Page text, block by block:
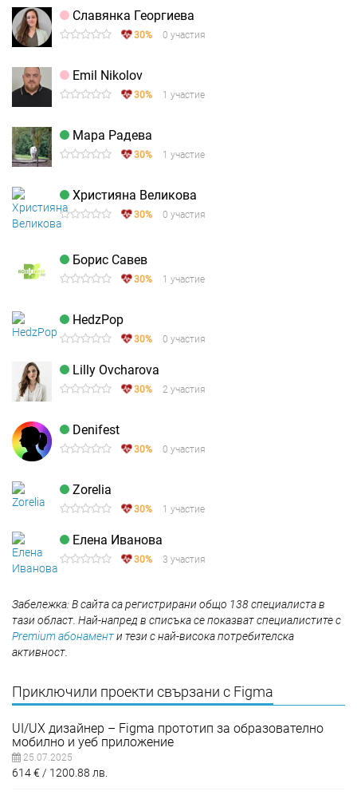
Славянка Георгиева
30% 0 участия
Emil Nikolov
30% 1 участие
Мара Радева
30% 1 участие
Християна Великова
30% 0 участия
Борис Савев
30% 1 участие
HedzPop
30% 0 участия
Lilly Ovcharova
30% 2 участия
Denifest
30% 0 участия
Zorelia
30% 1 участие
Елена Иванова
30% 3 участия
Забележка: В сайта са регистрирани общо 138 специалиста в
тази област. Най-напред в списъка се показват специалистите с
Premium абонаменти тези с най-висока потребителска
активност.
Приключили проекти свързани с Figma
UI/UX дизайнер – Figma прототип за образователнo
мобилнo и уеб приложение
25.07.2025
614€ 1200.88 лв.